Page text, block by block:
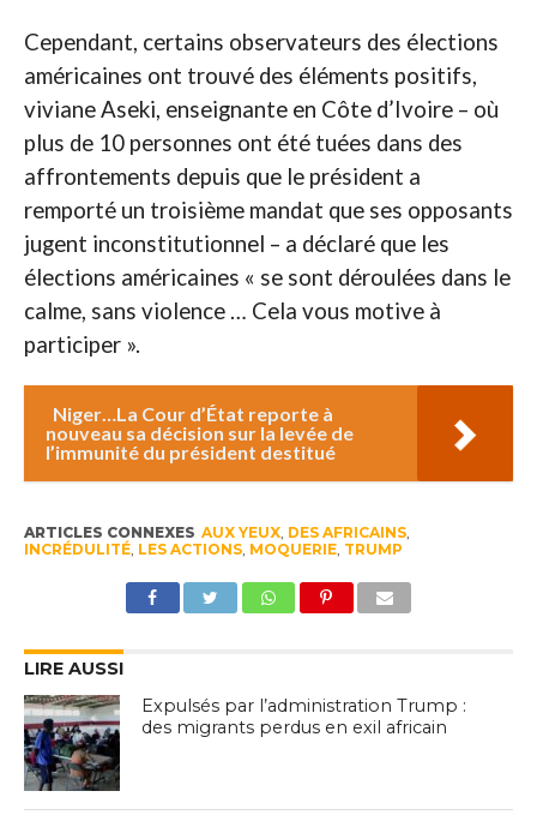
Cependant, certains observateurs des élections
américaines ont trouvé des éléments positifs,
viviane Aseki, enseignante en Côte d’Ivoire – où
plus de 10 personnes ont été tuées dans des
affrontements depuis que le président a
remporté un troisième mandat que ses opposants
jugent inconstitutionnel – a déclaré que les
élections américaines « se sont déroulées dans le
calme, sans violence … Cela vous motive à
participer ».
Niger…La Cour d’État reporte à
nouveau sa décision sur la levée de
l’immunité du président destitué
ARTICLES CONNEXES AUX YEUX, DES AFRICAINS,
INCRÉDULITÉ, LES ACTIONS, MOQUERIE, TRUMP
LIRE AUSSI
Expulsés par l’administration Trump :
des migrants perdus en exil africain